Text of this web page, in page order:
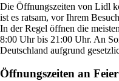
Die Öffnungszeiten von Lidl
ist es ratsam, vor Ihrem
In der Regel öffnen die
8:00 Uhr bis 21:00 Uhr. An
Deutschland aufgrund
Öffnungszeiten an